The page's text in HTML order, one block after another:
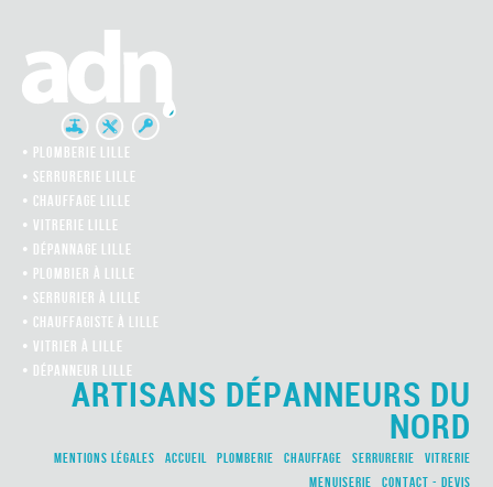
• PLOMBERIE LILLE
• SERRURERIE LILLE
• CHAUFFAGE LILLE
• VITRERIE LILLE
• DÉPANNAGE LILLE
• PLOMBIER À LILLE
• SERRURIER À LILLE
• CHAUFFAGISTE À LILLE
• VITRIER À LILLE
• DÉPANNEUR LILLE
ARTISANS DÉPANNEURS DU
NORD
Mentions légales Accueil Plomberie Chauffage Serrurerie
Vitrerie
Menuiserie
Contact - Devis